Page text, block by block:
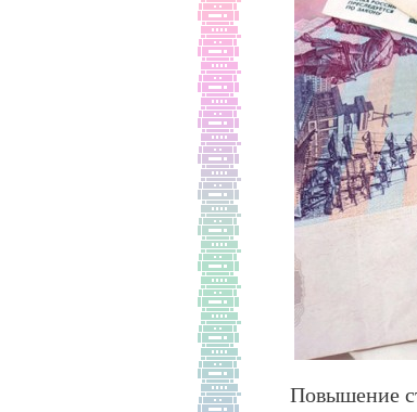
Повышение